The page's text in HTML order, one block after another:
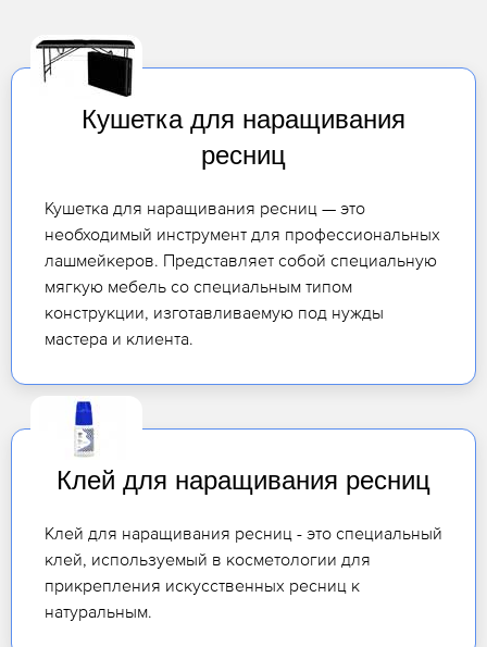
Кушетка для наращивания
ресниц
Кушетка для наращивания ресниц — это
необходимый инструмент для профессиональных
лашмейкеров. Представляет собой специальную
мягкую мебель со специальным типом
конструкции, изготавливаемую под нужды
мастера и клиента.
Клей для наращивания ресниц
Клей для наращивания ресниц - это специальный
клей, используемый в косметологии для
прикрепления искусственных ресниц к
натуральным.